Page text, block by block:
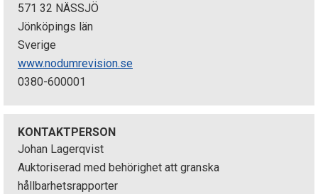
o
n
e
n
571 32 NÄSSJÖ
Jönköpings län
Sverige
www.nodumrevision.se
0380-600001
KONTAKTPERSON
Johan Lagerqvist
Auktoriserad med behörighet att granska
hållbarhetsrapporter